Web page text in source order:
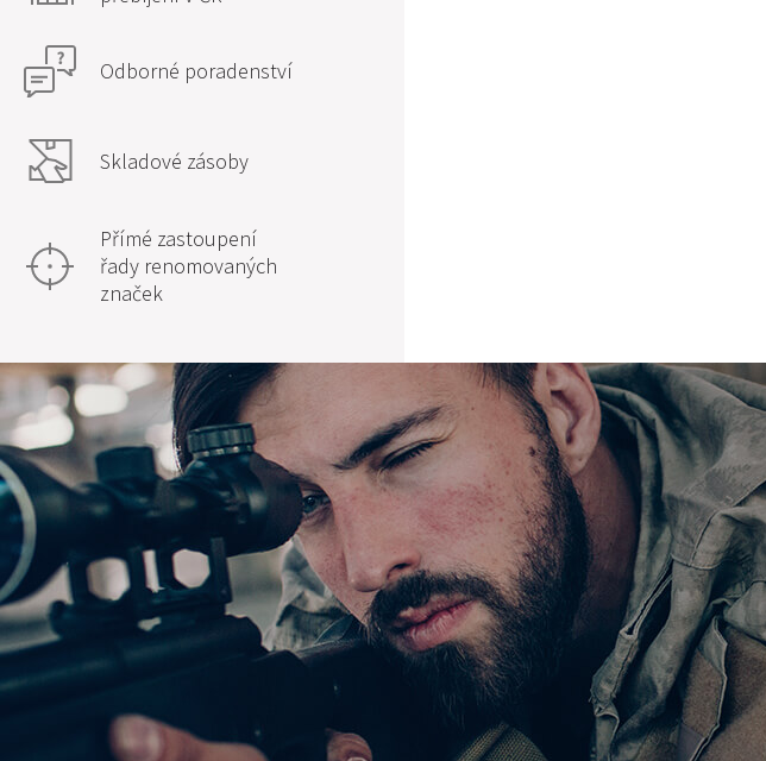
Odborné poradenství
Skladové zásoby
Přímé zastoupení
řady renomovaných
značek